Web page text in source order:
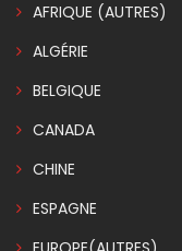
AFRIQUE (AUTRES)
ALGÉRIE
BELGIQUE
CANADA
CHINE
ESPAGNE